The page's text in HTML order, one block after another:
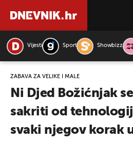
Vijesti Sport Showbizz
ZABAVA ZA VELIKE I MALE
Ni Djed Božićnjak
sakriti od
svaki njegov korak
PRETRAŽITE VIJESTI